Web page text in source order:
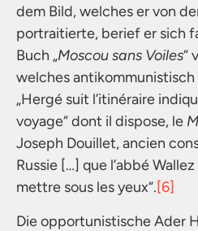
dem Bild, welches er von
portraitierte, berief er sich
Buch „Moscou sans Voiles“
welches
„Hergé suit l’itinéraire
voyage“ dont il dispose, le
Joseph Douillet, ancien
Russie […] que l’abbé
mettre sous les yeux“.[6]
Die opportunistische Ader